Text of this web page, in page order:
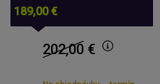
189,00 €
202,00 €